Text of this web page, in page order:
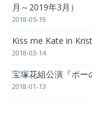
月～2019年3月）
2018-05-19
Kiss me Kate in
2018-03-14
宝塚花組公演『ポー
2018-01-13